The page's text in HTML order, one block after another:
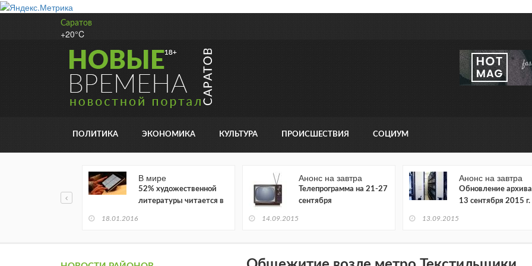
Саратов
+20°C
ПОЛИТИКА ЭКОНОМИКА КУЛЬТУРА ПРОИСШЕСТВИЯ СОЦИУМ
В мире
52% художественной
литературы читается в
18.01.2016
Анонс на завтра
Телепрограмма на 21-27
сентября
14.09.2015
Анонс на завтра
Обновление архива
13 сентября 2015 г.
13.09.2015